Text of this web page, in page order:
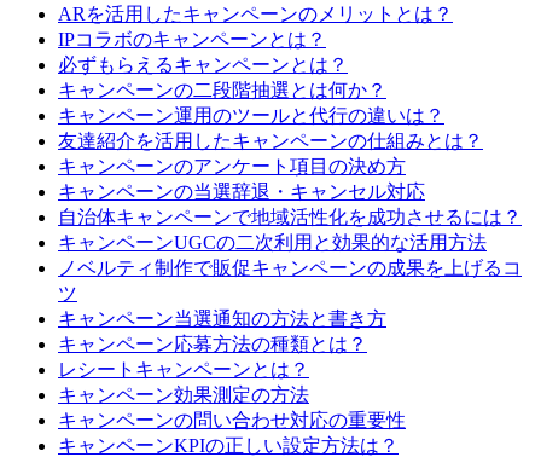
ARを活用したキャンペーンのメリットとは？
IPコラボのキャンペーンとは？
必ずもらえるキャンペーンとは？
キャンペーンの二段階抽選とは何か？
キャンペーン運用のツールと代行の違いは？
友達紹介を活用したキャンペーンの仕組みとは？
キャンペーンのアンケート項目の決め方
キャンペーンの当選辞退・キャンセル対応
自治体キャンペーンで地域活性化を成功させるには？
キャンペーンUGCの二次利用と効果的な活用方法
ノベルティ制作で販促キャンペーンの成果を上げるコ
ツ
キャンペーン当選通知の方法と書き方
キャンペーン応募方法の種類とは？
レシートキャンペーンとは？
キャンペーン効果測定の方法
キャンペーンの問い合わせ対応の重要性
キャンペーンKPIの正しい設定方法は？